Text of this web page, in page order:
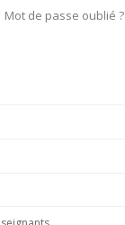
Mot de passe oublié ?